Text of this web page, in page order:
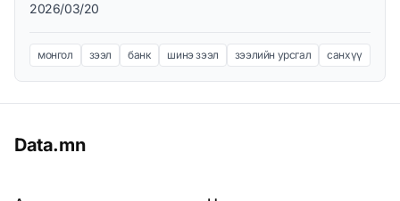
2026/03/20
монгол зээл банк шинэ зээл зээлийн урсгал санхүү
Data.mn